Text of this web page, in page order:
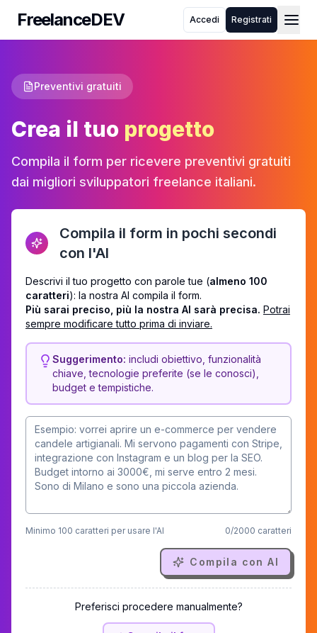
FreelanceDEV
FreelanceDEV
Accedi Registrati
Blog
FAQ
Toggle theme
Preventivi gratuiti
Crea il tuo progetto
Compila il form per ricevere preventivi gratuiti
dai migliori sviluppatori freelance italiani.
Compila il form in pochi secondi
con l'AI
Descrivi il tuo progetto con parole tue (almeno 100
caratteri): la nostra AI compila il form.
Più sarai preciso, più la nostra AI sarà precisa. Potrai
sempre modificare tutto prima di inviare.
Suggerimento: includi obiettivo, funzionalità
chiave, tecnologie preferite (se le conosci),
budget e tempistiche.
Minimo 100 caratteri per usare l'AI 0/2000 caratteri
Compila con AI
Preferisci procedere manualmente?